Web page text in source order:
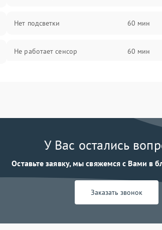
Нет подсветки 60 мин
Не работает сенсор 60 мин
У Вас остались
Оставьте заявку, мы свяжемся с Вами в
Заказать звонок